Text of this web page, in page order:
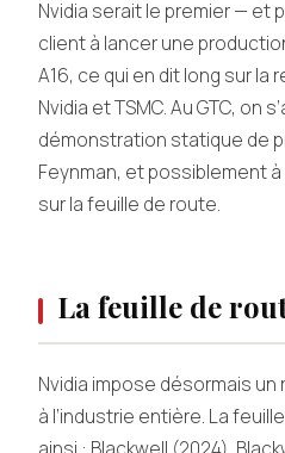
Nvidia serait le premier —
client à lancer une
A16, ce qui en dit long sur
Nvidia et TSMC. Au GTC, on
démonstration statique de
Feynman, et possiblement
sur la feuille de route.
La feuille de
Nvidia impose désormais
à l’industrie entière. La